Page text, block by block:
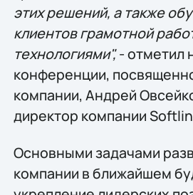
этих решений, а также
клиентов грамотной
технологиями",- отметил
конференции,
компании, Андрей
директор компании
Основными задачами
компании в ближайшем